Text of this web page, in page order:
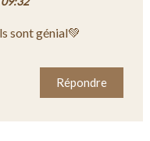
sont génial💚
Répondre